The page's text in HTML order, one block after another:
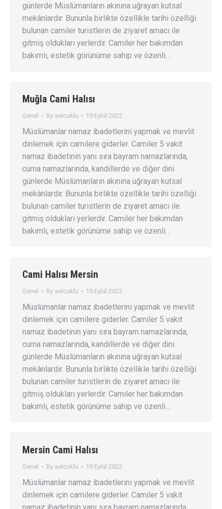
günlerde Müslümanların akınına uğrayan kutsal
mekânlardır. Bununla birlikte özellikle tarihi özelliği
bulunan camiler turistlerin de ziyaret amacı ile
gitmiş oldukları yerlerdir. Camiler her bakımdan
bakımlı, estetik görünüme sahip ve özenli…
Muğla Cami Halısı
Genel By selcuklu 19 Eylül 2022
Müslümanlar namaz ibadetlerini yapmak ve mevlit
dinlemek için camilere giderler. Camiler 5 vakit
namaz ibadetinin yanı sıra bayram namazlarında,
cuma namazlarında, kandillerde ve diğer dini
günlerde Müslümanların akınına uğrayan kutsal
mekânlardır. Bununla birlikte özellikle tarihi özelliği
bulunan camiler turistlerin de ziyaret amacı ile
gitmiş oldukları yerlerdir. Camiler her bakımdan
bakımlı, estetik görünüme sahip ve özenli…
Cami Halısı Mersin
Genel By selcuklu 19 Eylül 2022
Müslümanlar namaz ibadetlerini yapmak ve mevlit
dinlemek için camilere giderler. Camiler 5 vakit
namaz ibadetinin yanı sıra bayram namazlarında,
cuma namazlarında, kandillerde ve diğer dini
günlerde Müslümanların akınına uğrayan kutsal
mekânlardır. Bununla birlikte özellikle tarihi özelliği
bulunan camiler turistlerin de ziyaret amacı ile
gitmiş oldukları yerlerdir. Camiler her bakımdan
bakımlı, estetik görünüme sahip ve özenli…
Mersin Cami Halısı
Genel By selcuklu 19 Eylül 2022
Müslümanlar namaz ibadetlerini yapmak ve mevlit
dinlemek için camilere giderler. Camiler 5 vakit